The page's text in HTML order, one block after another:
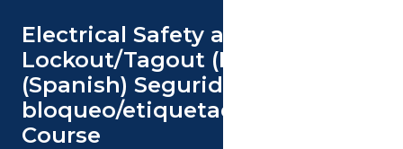
Electrical Safety and
Lockout/Tagout (LOTO)
(Spanish) Seguridad eléctrica y
bloqueo/etiquetado (LOTO)
Course